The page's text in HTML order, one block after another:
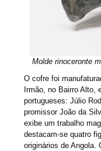
Molde rinoceronte
O cofre foi
Irmão, no Bairro Alto,
portugueses: Júlio
promissor João da
exibe um trabalho
destacam-se quatro
originários de Angola.